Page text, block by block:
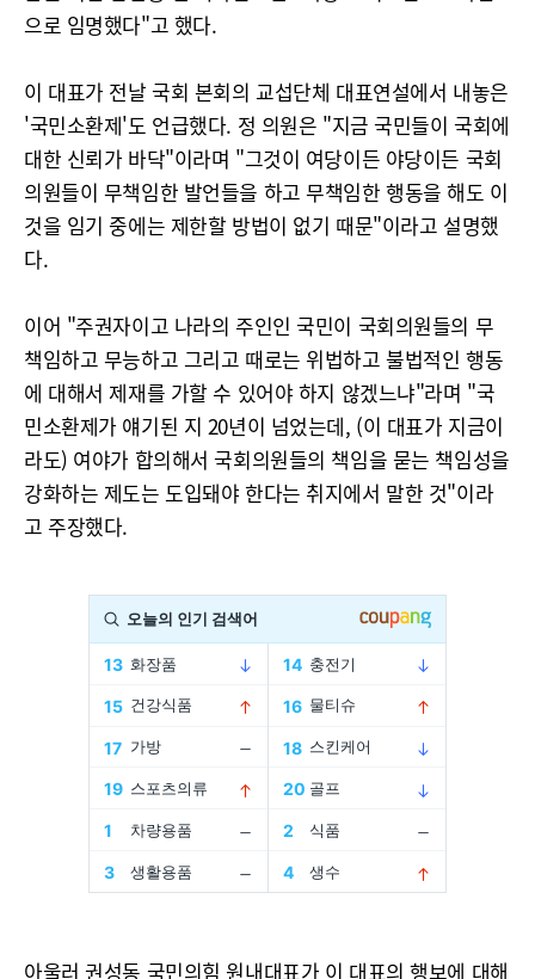
으로 임명했다"고 했다.
이 대표가 전날 국회 본회의 교섭단체 대표연설에서 내놓은
'국민소환제'도 언급했다. 정 의원은 "지금 국민들이 국회에
대한 신뢰가 바닥"이라며 "그것이 여당이든 야당이든 국회
의원들이 무책임한 발언들을 하고 무책임한 행동을 해도 이
것을 임기 중에는 제한할 방법이 없기 때문"이라고 설명했
다.
이어 "주권자이고 나라의 주인인 국민이 국회의원들의 무
책임하고 무능하고 그리고 때로는 위법하고 불법적인 행동
에 대해서 제재를 가할 수 있어야 하지 않겠느냐"라며 "국
민소환제가 얘기된 지 20년이 넘었는데, (이 대표가 지금이
라도) 여야가 합의해서 국회의원들의 책임을 묻는 책임성을
강화하는 제도는 도입돼야 한다는 취지에서 말한 것"이라
고 주장했다.
아울러 권성동 국민의힘 원내대표가 이 대표의 행보에 대해